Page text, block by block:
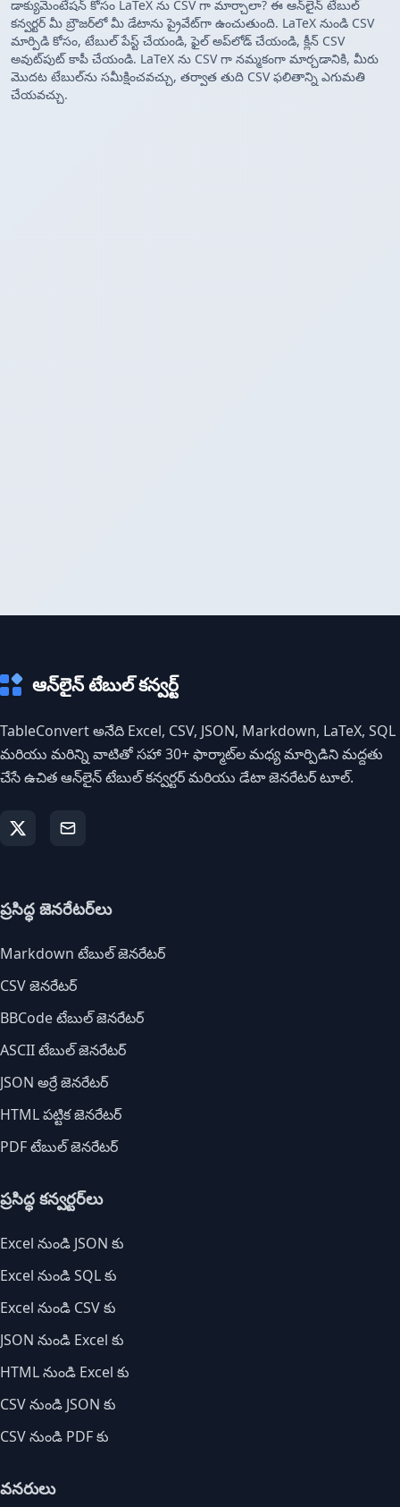
డాక్యుమెంటేషన్ కోసం LaTeX ను CSV గా మార్చాలా? ఈ ఆన్‌లైన్ టేబుల్
కన్వర్టర్ మీ బ్రౌజర్‌లో మీ డేటాను ప్రైవేట్‌గా ఉంచుతుంది. LaTeX నుండి CSV
మార్పిడి కోసం, టేబుల్ పేస్ట్ చేయండి, ఫైల్ అప్‌లోడ్ చేయండి, క్లీన్ CSV
అవుట్‌పుట్ కాపీ చేయండి. LaTeX ను CSV గా నమ్మకంగా మార్చడానికి, మీరు
మొదట టేబుల్‌ను సమీక్షించవచ్చు, తర్వాత తుది CSV ఫలితాన్ని ఎగుమతి
చేయవచ్చు.
ఆన్‌లైన్ టేబుల్ కన్వర్ట్
TableConvert అనేది Excel, CSV, JSON, Markdown, LaTeX, SQL
మరియు మరిన్ని వాటితో సహా 30+ ఫార్మాట్‌ల మధ్య మార్పిడిని మద్దతు
చేసే ఉచిత ఆన్‌లైన్ టేబుల్ కన్వర్టర్ మరియు డేటా జెనరేటర్ టూల్.
ప్రసిద్ధ జెనరేటర్‌లు
Markdown టేబుల్ జెనరేటర్
CSV జెనరేటర్
BBCode టేబుల్ జెనరేటర్
ASCII టేబుల్ జెనరేటర్
JSON అర్రే జెనరేటర్
HTML పట్టిక జెనరేటర్
PDF టేబుల్ జెనరేటర్
ప్రసిద్ధ కన్వర్టర్‌లు
Excel నుండి JSON కు
Excel నుండి SQL కు
Excel నుండి CSV కు
JSON నుండి Excel కు
HTML నుండి Excel కు
CSV నుండి JSON కు
CSV నుండి PDF కు
వనరులు